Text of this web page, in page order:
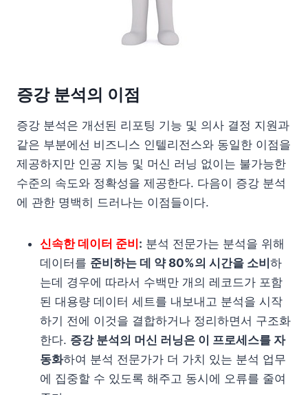
증강 분석의 이점
증강 분석은 개선된 리포팅 기능 및 의사 결정 지원과
같은 부분에선 비즈니스 인텔리전스와 동일한 이점을
제공하지만 인공 지능 및 머신 러닝 없이는 불가능한
수준의 속도와 정확성을 제공한다. 다음이 증강 분석
에 관한 명백히 드러나는 이점들이다.
신속한 데이터 준비 : 분석 전문가는 분석을 위해
데이터를 준비하는 데 약 80%의 시간을 소비 하
는데 경우에 따라서 수백만 개의 레코드가 포함
된 대용량 데이터 세트를 내보내고 분석을 시작
하기 전에 이것을 결합하거나 정리하면서 구조화
한다. 증강 분석의 머신 러닝은 이 프로세스를 자
동화하여 분석 전문가가 더 가치 있는 분석 업무
에 집중할 수 있도록 해주고 동시에 오류를 줄여